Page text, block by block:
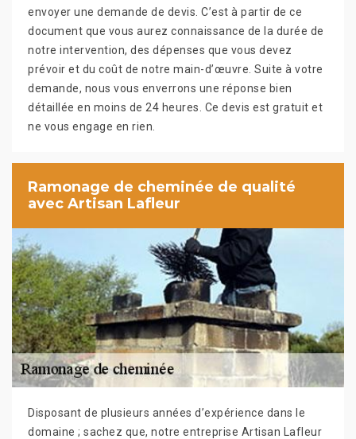
envoyer une demande de devis. C’est à partir de ce
document que vous aurez connaissance de la durée de
notre intervention, des dépenses que vous devez
prévoir et du coût de notre main-d’œuvre. Suite à votre
demande, nous vous enverrons une réponse bien
détaillée en moins de 24 heures. Ce devis est gratuit et
ne vous engage en rien.
Ramonage de cheminée de qualité
avec Artisan Lafleur
Disposant de plusieurs années d’expérience dans le
domaine ; sachez que, notre entreprise Artisan Lafleur